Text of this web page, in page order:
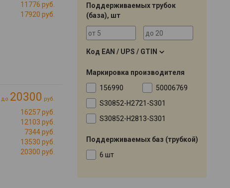
11776 руб.
17920 руб.
до 20300 руб.
16257 руб.
12103 руб.
7344 руб.
13530 руб.
20300 руб.
Поддерживаемых трубок
(база), шт
Код EAN / UPS / GTIN
Маркировка производителя
156990
50006769
S30852-H2721-S301
S30852-H2813-S301
Поддерживаемых баз (трубкой)
6 шт